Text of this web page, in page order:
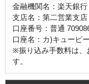
金融機関名：楽天銀行
支店名：第二営業支店
口座番号：普通
口座名：カ)キューピー
※振り込み手数料は、
す。